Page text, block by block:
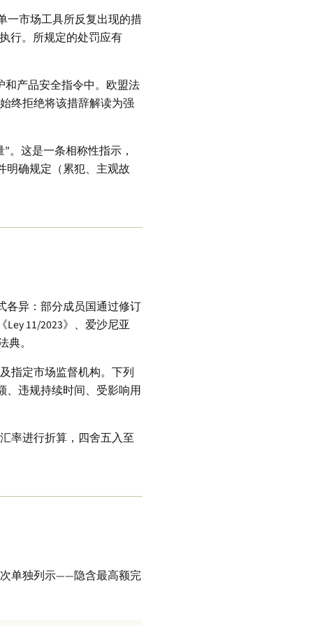
一市场工具所反复出现的措
行。所规定的处罚应有
和产品安全指令中。欧盟法
终拒绝将该措辞解读为强
。这是一条相称性指示，
明确规定（累犯、主观故
各异：部分成员国通过修订
11/2023》、爱沙尼亚
。
指定市场监督机构。下列
违规持续时间、受影响用
率进行折算，四舍五入至
单独列示——隐含最高额完